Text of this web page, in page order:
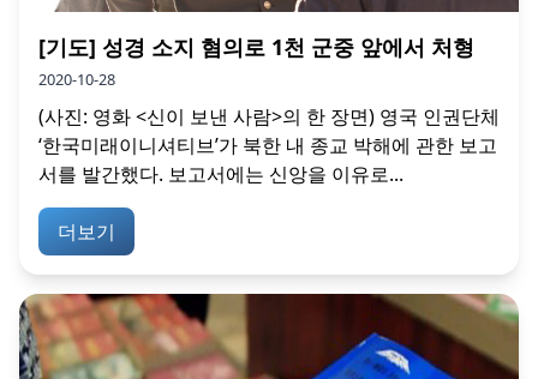
[기도] 성경 소지 혐의로 1천 군중 앞에서 처형
2020-10-28
(사진: 영화 <신이 보낸 사람>의 한 장면) 영국 인권단체
‘한국미래이니셔티브’가 북한 내 종교 박해에 관한 보고
서를 발간했다. 보고서에는 신앙을 이유로...
더보기